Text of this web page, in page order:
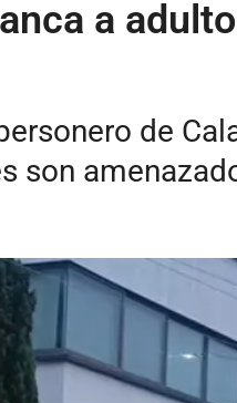
a
de
son